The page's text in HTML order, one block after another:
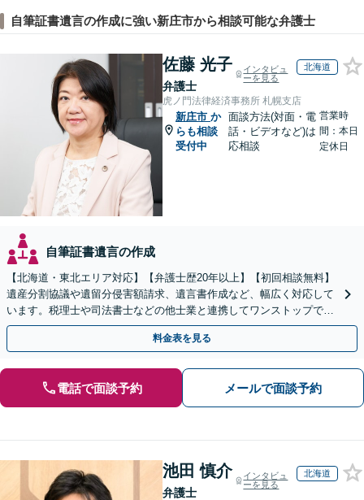
自筆証書遺言の作成に強い新庄市から相談可能な弁護士
佐藤 光子
弁護士
インタビュ
ーを見る
北海道
虎ノ門法律経済事務所 札幌支店
新庄市 か
らも相談
受付中
面談方法(対面・電
話・ビデオなど)は
応相談
営業時
間：本日
定休日
自筆証書遺言の作成
【北海道・東北エリア対応】【弁護士歴20年以上】【初回相談無料】
遺産分割協議や遺留分侵害額請求、遺言書作成など、幅広く対応して
います。税理士や司法書士などの他士業と連携してワンストップでの
解決が可能です。ぜひご相談ください。
料金表を見る
電話で面談予約 メールで面談予約
池田 慎介
弁護士
インタビュ
ーを見る
北海道